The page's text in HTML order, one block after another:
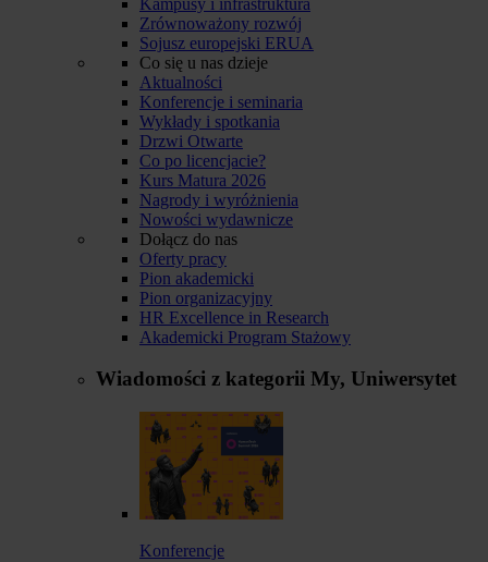
Zrównoważony rozwój
Sojusz europejski ERUA
Co się u nas dzieje
Aktualności
Konferencje i seminaria
Wykłady i spotkania
Drzwi Otwarte
Co po licencjacie?
Kurs Matura 2026
Nagrody i wyróżnienia
Nowości wydawnicze
Dołącz do nas
Oferty pracy
Pion akademicki
Pion organizacyjny
HR Excellence in Research
Akademicki Program Stażowy
Wiadomości z kategorii My, Uniwersytet
Konferencje